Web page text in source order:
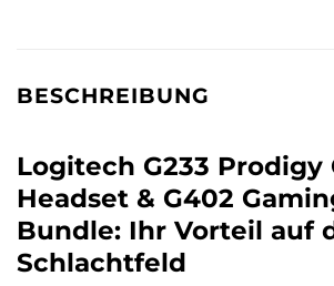
BESCHREIBUNG
Logitech G233 Prodigy
Headset & G402
Bundle: Ihr Vorteil auf
Schlachtfeld